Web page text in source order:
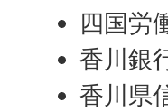
四国労
香川銀
香川県